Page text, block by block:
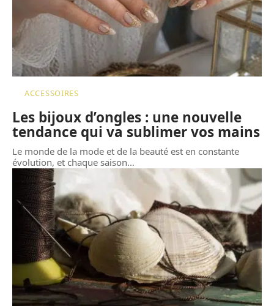
ACCESSOIRES
Les bijoux d’ongles : une nouvelle
tendance qui va sublimer vos mains
Le monde de la mode et de la beauté est en constante
évolution, et chaque saison…